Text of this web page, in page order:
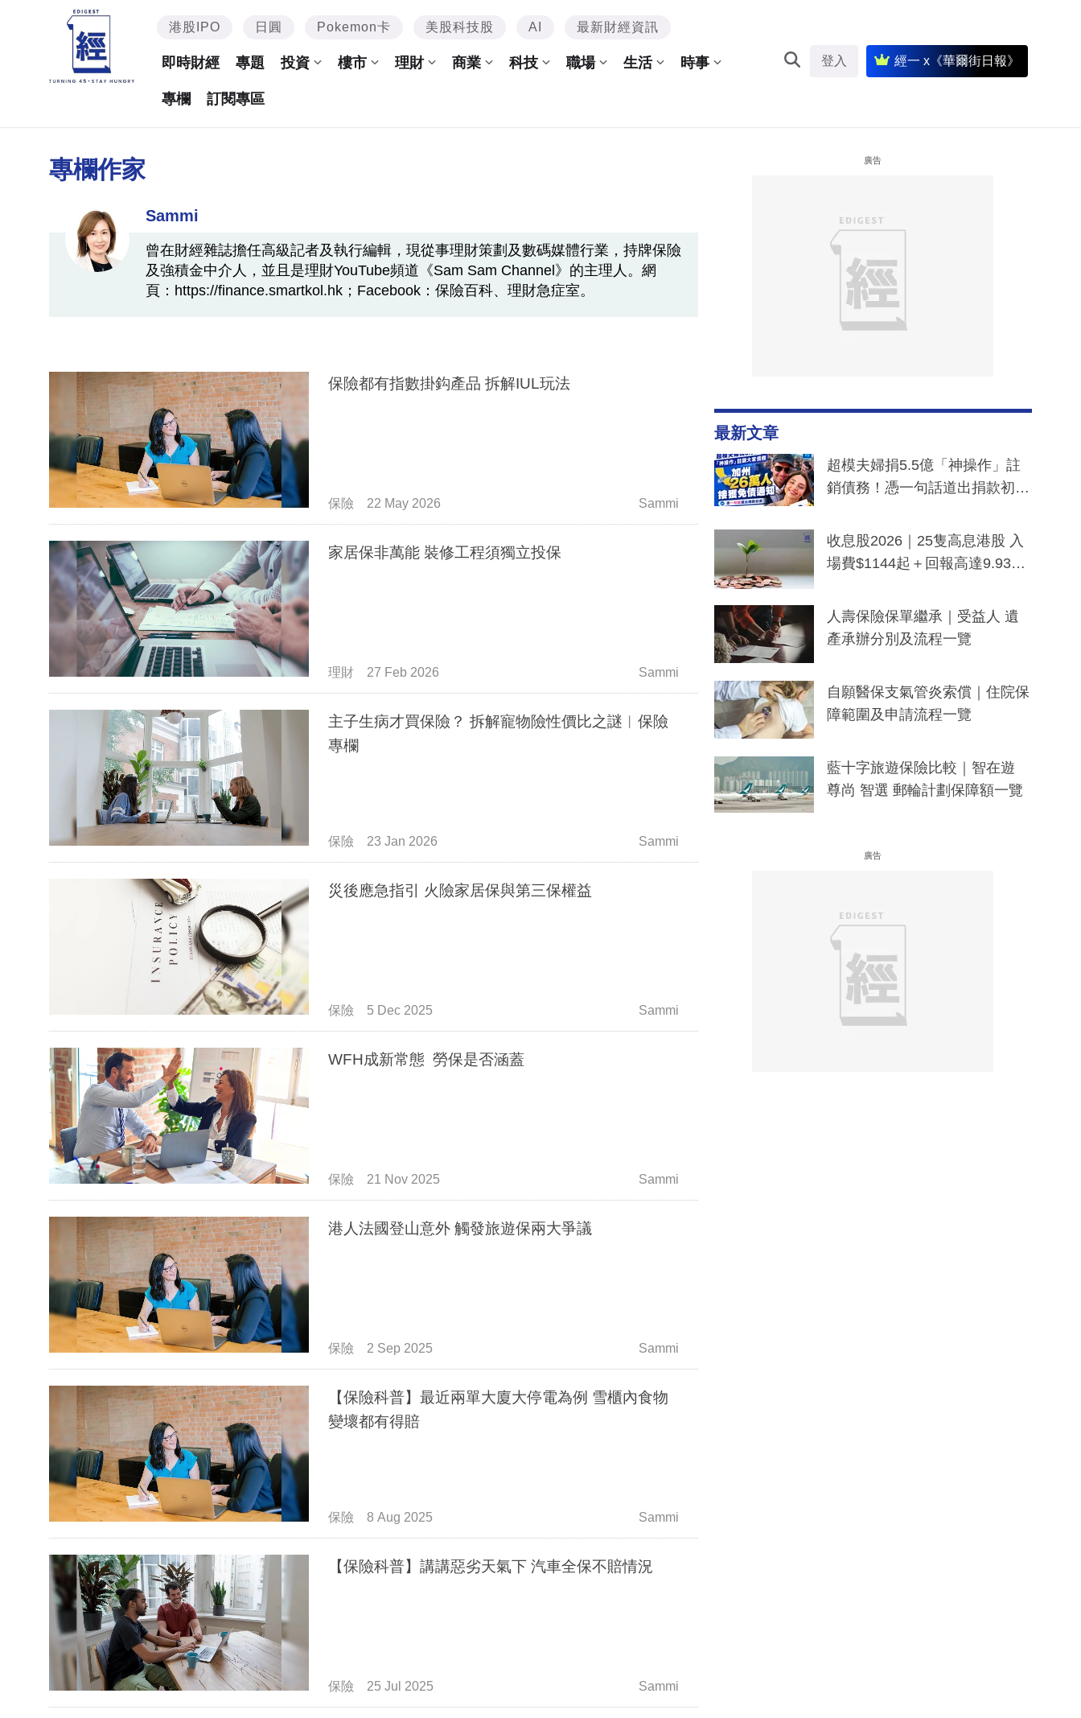
港股IPO 日圓 Pokemon卡 美股科技股 AI 最新財經資訊
即時財經 專題 投資 樓市 理財 商業 科技 職場 生活 時事
專欄 訂閱專區
登入 經一 x《華爾街日報》
專欄作家
Sammi
曾在財經雜誌擔任高級記者及執行編輯，現從事理財策劃及數碼媒體行業，持牌保險
及強積金中介人，並且是理財YouTube頻道《Sam Sam Channel》的主理人。網
頁：https://finance.smartkol.hk；Facebook：保險百科、理財急症室。
保險都有指數掛鈎產品 拆解IUL玩法
保險 22 May 2026 Sammi
家居保非萬能 裝修工程須獨立投保
理財 27 Feb 2026 Sammi
主子生病才買保險？ 拆解寵物險性價比之謎︳保險
專欄
保險 23 Jan 2026 Sammi
災後應急指引 火險家居保與第三保權益
保險 5 Dec 2025 Sammi
WFH成新常態 勞保是否涵蓋
保險 21 Nov 2025 Sammi
港人法國登山意外 觸發旅遊保兩大爭議
保險 2 Sep 2025 Sammi
【保險科普】最近兩單大廈大停電為例 雪櫃內食物
變壞都有得賠
保險 8 Aug 2025 Sammi
【保險科普】講講惡劣天氣下 汽車全保不賠情況
保險 25 Jul 2025 Sammi
廣告
最新文章
超模夫婦捐5.5億「神操作」註
銷債務！憑一句話道出捐款初
一度被誤當詐騙手段
收息股2026｜25隻高息港股 入
場費$1144起＋回報高達9.93
人壽保險保單繼承｜受益人 遺
產承辦分別及流程一覽
自願醫保支氣管炎索償｜住院保
障範圍及申請流程一覽
藍十字旅遊保險比較｜智在遊
尊尚 智選 郵輪計劃保障額一覽
廣告